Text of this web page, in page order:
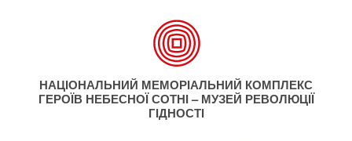
НАЦІОНАЛЬНИЙ МЕМОРІАЛЬНИЙ КОМПЛЕКС
ГЕРОЇВ НЕБЕСНОЇ СОТНІ – МУЗЕЙ РЕВОЛЮЦІЇ
ГІДНОСТІ